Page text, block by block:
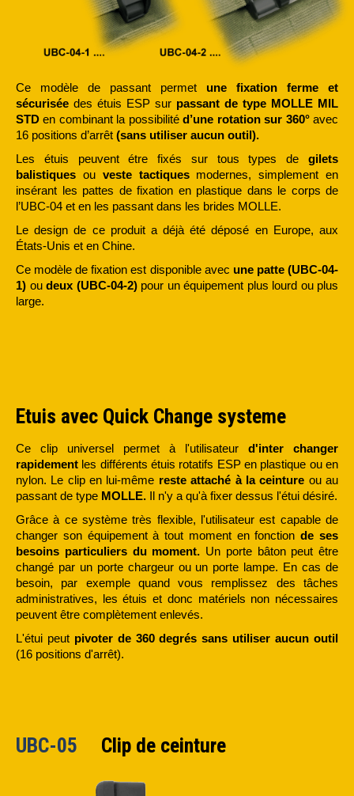
Ce modèle de passant permet une fixation ferme et
sécurisée des étuis ESP sur passant de type MOLLE MIL
STD en combinant la possibilitéd’une rotation sur 360°avec
16 positions d’arrêt (sans utiliser aucun outil).
Les étuis peuvent étre fixés sur tous types de gilets
balistiques ou veste tactiquesmodernes, simplement en
insérant les pattes de fixation en plastique dans le corps de
l’UBC-04 et en les passant dans les brides MOLLE.
Le design de ce produit a déjà été déposé en Europe, aux
États-Unis et en Chine.
Ce modèle de fixation est disponible avec une patte (UBC-04-
1) ou deux (UBC-04-2)pour un équipement plus lourd ou plus
large.
Etuis avec Quick Change systeme
Ce clip universel permet à l'utilisateur d'inter changer
rapidement les différents étuis rotatifs ESP en plastique ou en
nylon. Le clip en lui-même reste attaché à la ceinture ou au
passant de type MOLLE. Il n'y a qu'à fixer dessus l'étui désiré.
Grâce à ce système très flexible, l'utilisateur est capable de
changer son équipement à tout moment en fonctionde ses
besoins particuliers du moment. Un porte bâton peut être
changé par un porte chargeur ou un porte lampe. En cas de
besoin, par exemple quand vous remplissez des tâches
administratives, les étuis et donc matériels non nécessaires
peuvent être complètement enlevés.
L'étui peut pivoter de 360 degrés sans utiliser aucun outil
(16 positions d'arrêt).
UBC-05 Clip de ceinture